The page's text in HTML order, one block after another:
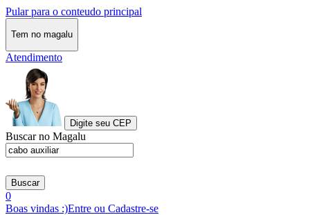
Pular para o conteudo principal
Tem no magalu
Atendimento
Digite seu CEP
Buscar no Magalu
Buscar
0
Boas vindas :)Entre ou Cadastre-se